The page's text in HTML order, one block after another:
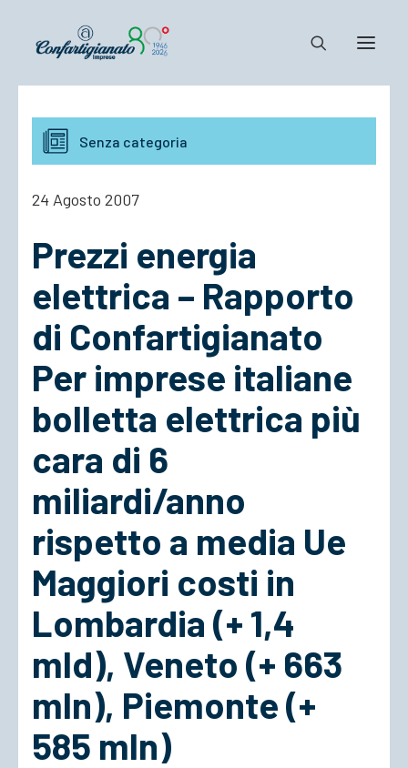
Notizie e Documenti
Confartigianato
Cosa Facciamo
ACCEDI
Senza categoria
24 Agosto 2007
Prezzi energia
elettrica – Rapporto
di Confartigianato
Per imprese italiane
bolletta elettrica più
cara di 6
miliardi/anno
rispetto a media Ue
Maggiori costi in
Lombardia (+ 1,4
mld), Veneto (+ 663
mln), Piemonte (+
585 mln)